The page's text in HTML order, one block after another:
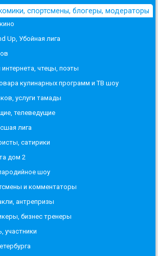
спортсмены, блогеры, модераторы
Up, Убойная лига
чтецы, поэты
кулинарных программ и ТВ шоу
услуги тамады
телеведущие
лига
сатирики
дом 2
шоу
и комментаторы
антрепризы
бизнес тренеры